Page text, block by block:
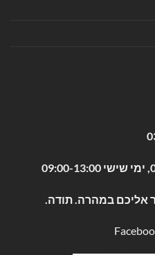
אליכם במהרה. תודה.